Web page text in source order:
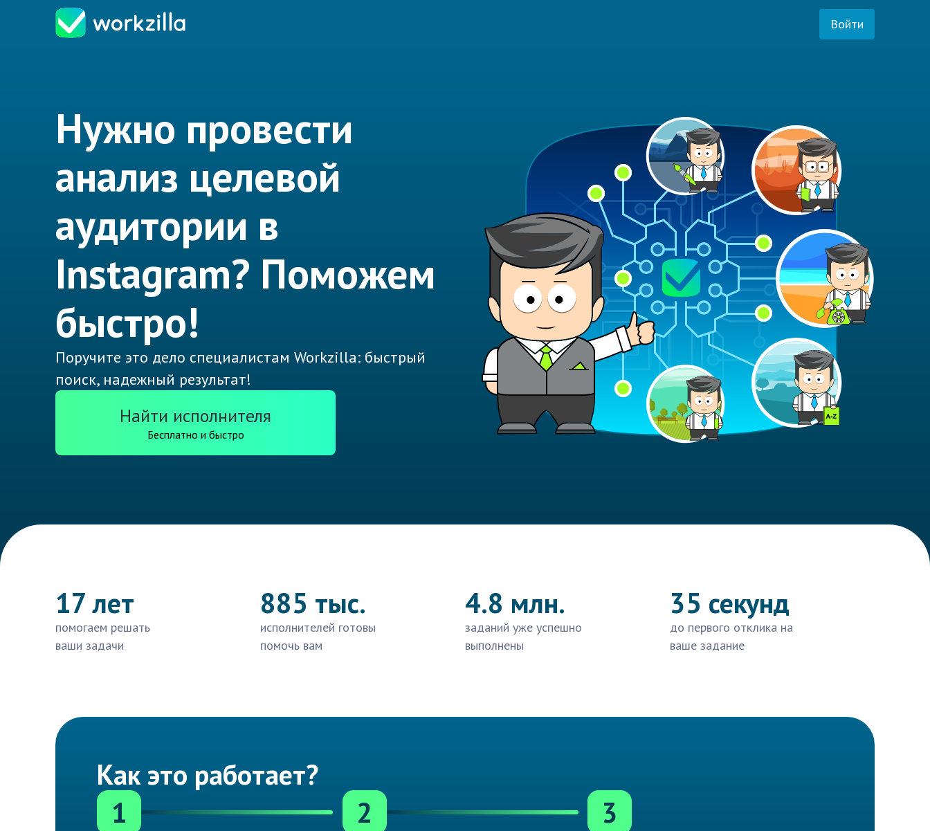
Войти
Нужно провести
анализ целевой
аудитории в
Instagram? Поможем
быстро!
Поручите это дело специалистам Workzilla: быстрый
поиск, надежный результат!
Найти исполнителя
Бесплатно и быстро
17 лет
помогаем решать
ваши задачи
885 тыс.
исполнителей готовы
помочь вам
4.8 млн.
заданий уже успешно
выполнены
35 секунд
до первого отклика на
ваше задание
Как это работает?
1
2 3